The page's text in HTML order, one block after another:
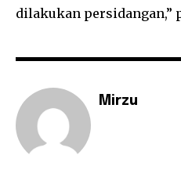
dilakukan persidangan,”
Mirzu